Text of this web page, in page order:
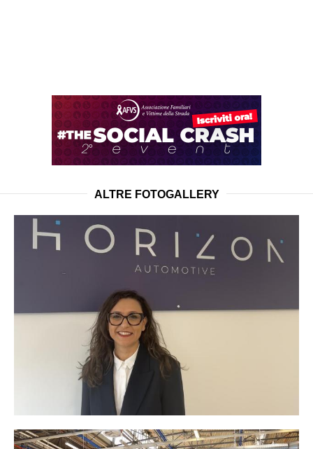
ALTRE FOTOGALLERY